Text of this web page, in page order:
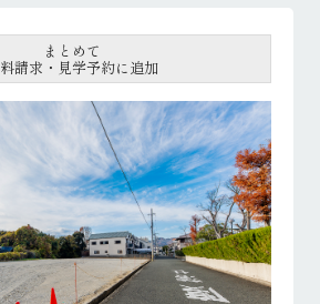
まとめて
請求・見学予約に追加